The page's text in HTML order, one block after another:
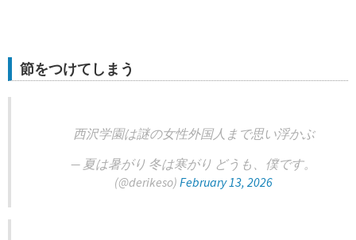
節をつけてしまう
西沢学園は謎の女性外国人まで思い浮かぶ
— 夏は暑がり 冬は寒がり どうも、僕です。
(@derikeso) February 13, 2026